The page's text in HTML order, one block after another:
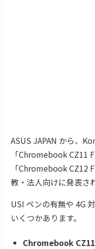
ASUS JAPAN から、
「Chromebook CZ11
「Chromebook CZ12
教・法人向けに発表さ
USI ペンの有無や 4G
いくつかあります。
Chromebook